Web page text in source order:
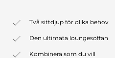
Två sittdjup för olika behov
Den ultimata loungesoffan
Kombinera som du vill